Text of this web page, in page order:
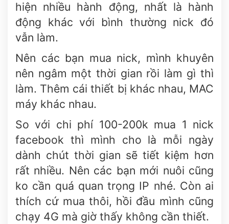
hiện nhiều hành động, nhất là hành
động khác với bình thường nick đó
vẫn làm.
Nên các bạn mua nick, mình khuyên
nên ngâm một thời gian rồi làm gì thì
làm. Thêm cái thiết bị khác nhau, MAC
máy khác nhau.
So với chi phí 100-200k mua 1 nick
facebook thì mình cho là mỗi ngày
dành chút thời gian sẽ tiết kiệm hơn
rất nhiều. Nên các bạn mới nuôi cũng
ko cần quá quan trọng IP nhé. Còn ai
thích cứ mua thôi, hồi đầu mình cũng
chạy 4G mà giờ thấy không cần thiết.